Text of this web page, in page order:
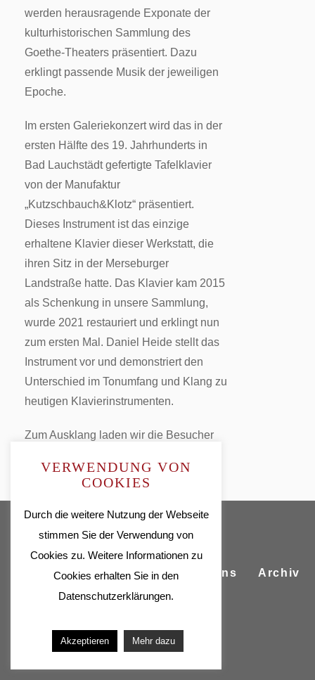
werden herausragende Exponate der
kulturhistorischen Sammlung des
Goethe-Theaters präsentiert. Dazu
erklingt passende Musik der jeweiligen
Epoche.
Im ersten Galeriekonzert wird das in der
ersten Hälfte des 19. Jahrhunderts in
Bad Lauchstädt gefertigte Tafelklavier
von der Manufaktur
„Kutzschbauch&Klotz“ präsentiert.
Dieses Instrument ist das einzige
erhaltene Klavier dieser Werkstatt, die
ihren Sitz in der Merseburger
Landstraße hatte. Das Klavier kam 2015
als Schenkung in unsere Sammlung,
wurde 2021 restauriert und erklingt nun
zum ersten Mal. Daniel Heide stellt das
Instrument vor und demonstriert den
Unterschied im Tonumfang und Klang zu
heutigen Klavierinstrumenten.
Zum Ausklang laden wir die Besucher
Startseite Spielplan Über uns
Archiv
AGB
Impressum
VERWENDUNG VON
COOKIES
Durch die weitere Nutzung der Webseite
stimmen Sie der Verwendung von
Cookies zu. Weitere Informationen zu
Cookies erhalten Sie in den
Datenschutzerklärungen.
Akzeptieren Mehr dazu